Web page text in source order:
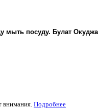
мыть посуду. Булат
Подробнее